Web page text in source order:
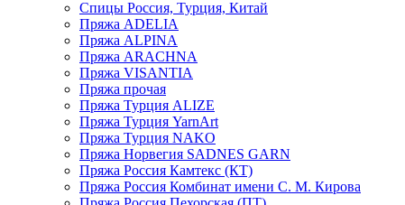
Спицы Россия, Турция, Китай
Пряжа ADELIA
Пряжа ALPINA
Пряжа ARACHNA
Пряжа VISANTIA
Пряжа прочая
Пряжа Турция ALIZE
Пряжа Турция YarnArt
Пряжа Турция NAKO
Пряжа Норвегия SADNES GARN
Пряжа Россия Камтекс (КТ)
Пряжа Россия Комбинат имени С. М. Кирова